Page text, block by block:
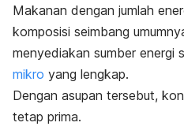
Makanan dengan jumlah
komposisi seimbang
menyediakan sumber energi
mikro yang lengkap.
Dengan asupan tersebut,
tetap prima.